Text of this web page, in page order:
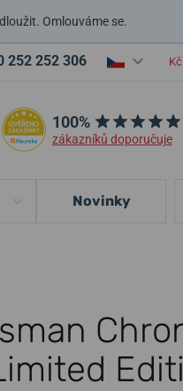
Omlouváme se.
252 252 306 Kč
100%
zákazníků doporučuje
Novinky